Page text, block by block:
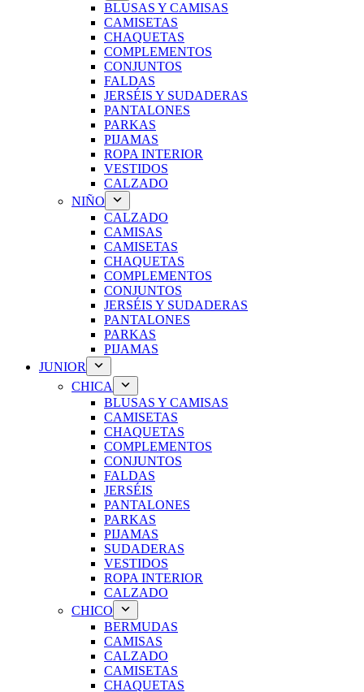
BLUSAS Y CAMISAS
CAMISETAS
CHAQUETAS
COMPLEMENTOS
CONJUNTOS
FALDAS
JERSÉIS Y SUDADERAS
PANTALONES
PARKAS
PIJAMAS
ROPA INTERIOR
VESTIDOS
CALZADO
NIÑO
CALZADO
CAMISAS
CAMISETAS
CHAQUETAS
COMPLEMENTOS
CONJUNTOS
JERSÉIS Y SUDADERAS
PANTALONES
PARKAS
PIJAMAS
JUNIOR
CHICA
BLUSAS Y CAMISAS
CAMISETAS
CHAQUETAS
COMPLEMENTOS
CONJUNTOS
FALDAS
JERSÉIS
PANTALONES
PARKAS
PIJAMAS
SUDADERAS
VESTIDOS
ROPA INTERIOR
CALZADO
CHICO
BERMUDAS
CAMISAS
CALZADO
CAMISETAS
CHAQUETAS